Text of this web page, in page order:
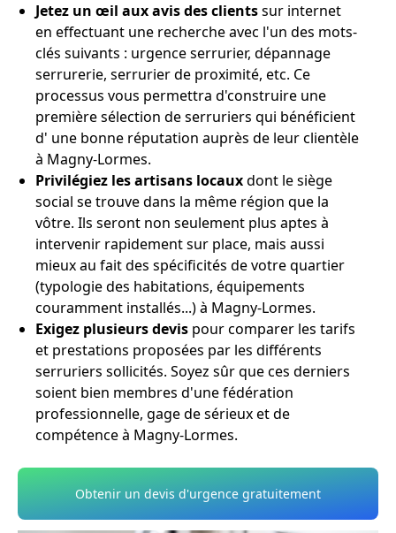
Jetez un œil aux avis des clientssur internet
en effectuant une recherche avec l'un des mots-
clés suivants : urgence serrurier, dépannage
serrurerie, serrurier de proximité, etc. Ce
processus vous permettra d'construire une
première sélection de serruriers qui bénéficient
d' une bonne réputation auprès de leur clientèle
à Magny-Lormes.
Privilégiez les artisans locauxdont le siège
social se trouve dans la même région que la
vôtre. Ils seront non seulement plus aptes à
intervenir rapidement sur place, mais aussi
mieux au fait des spécificités de votre quartier
(typologie des habitations, équipements
couramment installés...) à Magny-Lormes.
Exigez plusieurs devis pour comparer les tarifs
et prestations proposées par les différents
serruriers sollicités. Soyez sûr que ces derniers
soient bien membres d'une fédération
professionnelle, gage de sérieux et de
compétence à Magny-Lormes.
Obtenir un devis d'urgence gratuitement